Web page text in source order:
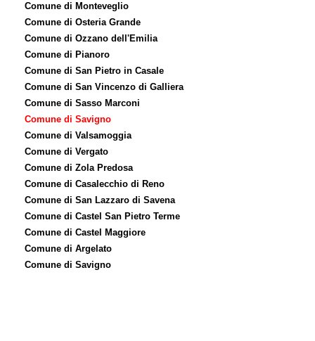
Comune di Monteveglio
Comune di Osteria Grande
Comune di Ozzano dell'Emilia
Comune di Pianoro
Comune di San Pietro in Casale
Comune di San Vincenzo di Galliera
Comune di Sasso Marconi
Comune di Savigno
Comune di Valsamoggia
Comune di Vergato
Comune di Zola Predosa
Comune di Casalecchio di Reno
Comune di San Lazzaro di Savena
Comune di Castel San Pietro Terme
Comune di Castel Maggiore
Comune di Argelato
Comune di Savigno